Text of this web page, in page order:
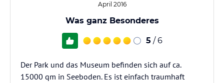
April 2016
Was ganz Besonderes
5 / 6
Der Park und das Museum befinden sich auf ca.
15000 qm in Seeboden. Es ist einfach traumhaft